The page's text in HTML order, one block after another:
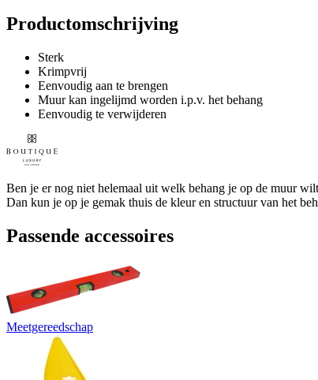
Productomschrijving
Sterk
Krimpvrij
Eenvoudig aan te brengen
Muur kan ingelijmd worden i.p.v. het behang
Eenvoudig te verwijderen
Ben je er nog niet helemaal uit welk behang je op de muur
Dan kun je op je gemak thuis de kleur en structuur van het
Passende accessoires
Meetgereedschap